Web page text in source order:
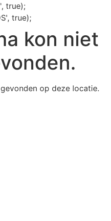
true);
true);
kon niet
op deze locatie.